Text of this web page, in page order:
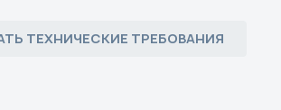
ТЕХНИЧЕСКИЕ ТРЕБОВАНИЯ